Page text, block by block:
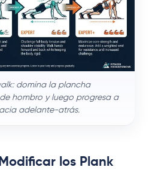
domina la plancha
hombro y luego progresa a
adelante-atrás.
los Plank